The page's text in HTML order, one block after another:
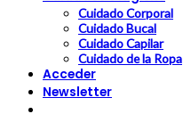
Cuidado Corporal
Cuidado Bucal
Cuidado Capilar
Cuidado de la Ropa
Acceder
Newsletter